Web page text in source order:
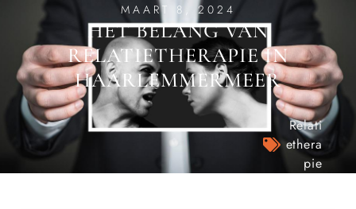
MAART 8, 2024
HET BELANG VAN
RELATIETHERAPIE IN
HAARLEMMERMEER
Relati
ethera
pie